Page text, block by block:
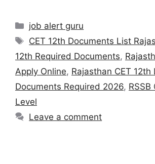
job alert guru
CET 12th Documents List
12th Required Documents,
Apply Online, Rajasthan CET 12th
Documents Required 2026, RSSB
Level
Leave a comment